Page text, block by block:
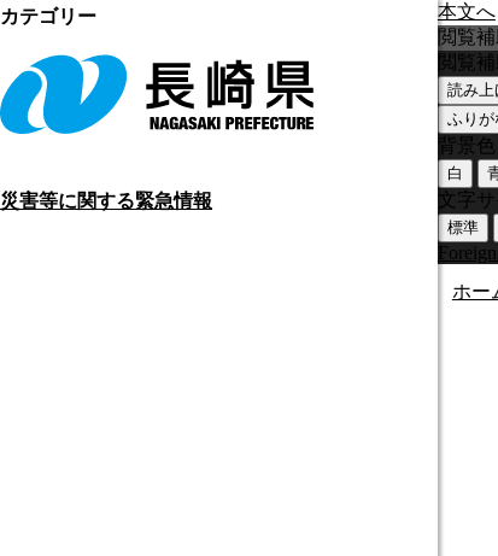
本文へ
災害等に関する緊急情報
閲覧
閲覧
読み上
ふりが
背景色
白
文字
標準
ホー
カテゴリー